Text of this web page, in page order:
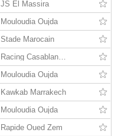
JS El Massira
Mouloudia Oujda
Stade Marocain
Racing Casablanca
Mouloudia Oujda
Kawkab Marrakech
Mouloudia Oujda
Rapide Oued Zem